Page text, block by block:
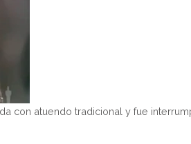
con atuendo tradicional y fue